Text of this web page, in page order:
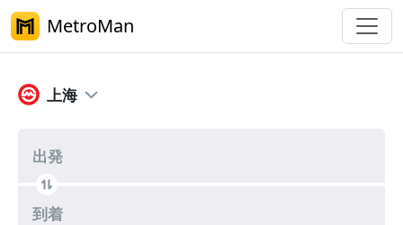
MetroMan
上海 新版乗換案内
上海
出発
到着